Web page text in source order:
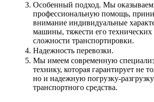
Особенный подход. Мы оказываем
профессиональную помощь,
внимание индивидуальные
машины, тяжести его
сложности транспортировки.
Надежность перевозки.
Мы имеем современную
технику, которая гарантирует не
но и надежную погрузку-
транспортного средства.